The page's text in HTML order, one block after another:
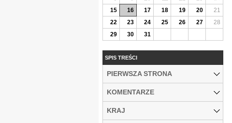
15
16 17 18 19 20
21
22
23 24 25 26 27
28
29
30 31
SPIS TREŚCI
PIERWSZA STRONA
KOMENTARZE
KRAJ